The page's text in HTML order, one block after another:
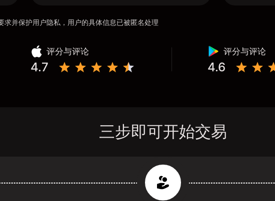
并保护用户隐私，用户的具体信息已被匿名处理
评分与评论
4.7
评分与评论
4.6
三步即可开始交易